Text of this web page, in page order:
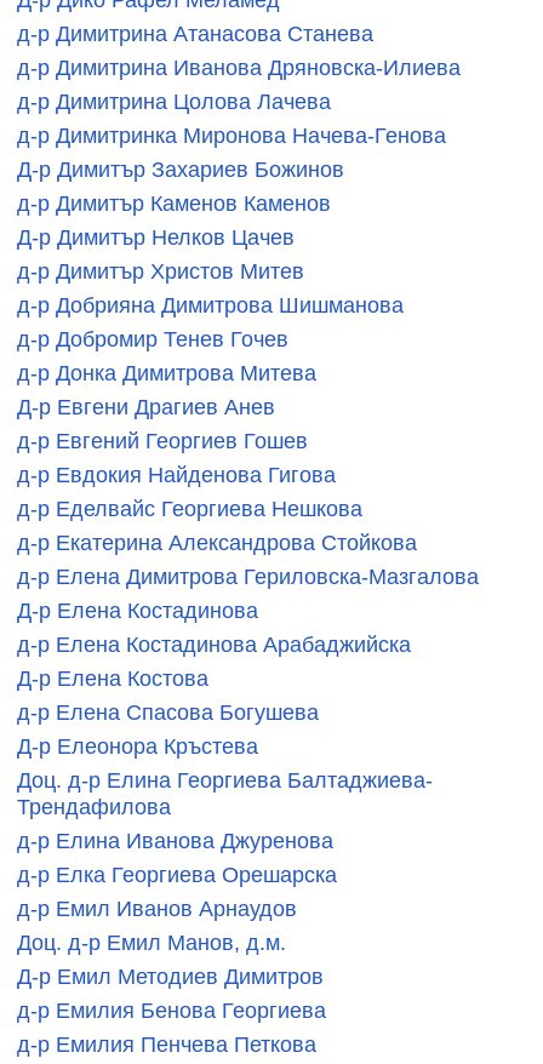
д-р Димитрина Атанасова Станева
д-р Димитрина Иванова Дряновска-Илиева
д-р Димитрина Цолова Лачева
д-р Димитринка Миронова Начева-Генова
Д-р Димитър Захариев Божинов
д-р Димитър Каменов Каменов
Д-р Димитър Нелков Цачев
д-р Димитър Христов Митев
д-р Добрияна Димитрова Шишманова
д-р Добромир Тенев Гочев
д-р Донка Димитрова Митева
Д-р Евгени Драгиев Анев
д-р Евгений Георгиев Гошев
д-р Евдокия Найденова Гигова
д-р Еделвайс Георгиева Нешкова
д-р Екатерина Александрова Стойкова
д-р Елена Димитрова Гериловска-Мазгалова
Д-р Елена Костадинова
д-р Елена Костадинова Арабаджийска
Д-р Елена Костова
д-р Елена Спасова Богушева
Д-р Елеонора Кръстева
Доц. д-р Елина Георгиева Балтаджиева-
Трендафилова
д-р Елина Иванова Джуренова
д-р Елка Георгиева Орешарска
д-р Емил Иванов Арнаудов
Доц. д-р Емил Манов, д.м.
Д-р Емил Методиев Димитров
д-р Емилия Бенова Георгиева
д-р Емилия Пенчева Петкова